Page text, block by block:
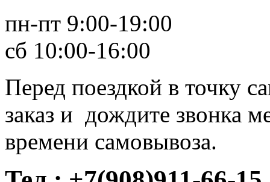
пн-пт 9:00-19:00
сб 10:00-16:00
Перед поездкой в точку
заказ и дождите звонка
времени самовывоза.